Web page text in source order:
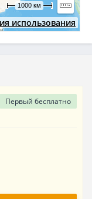
использования
1000 км
Первый бесплатно